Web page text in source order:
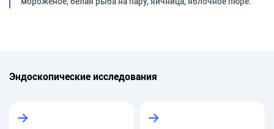
Эндоскопические исследования